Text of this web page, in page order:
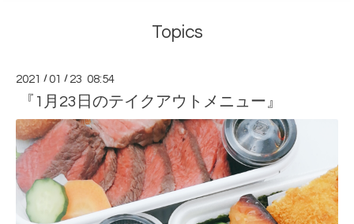
Topics
2021 /01 / 23 08:54
『1月23日のテイクアウトメニュー』